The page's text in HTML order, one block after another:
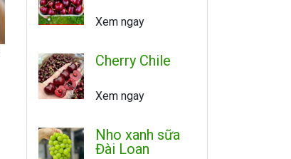
Xem ngay
Cherry Chile
Xem ngay
Nho xanh sữa
Đài Loan